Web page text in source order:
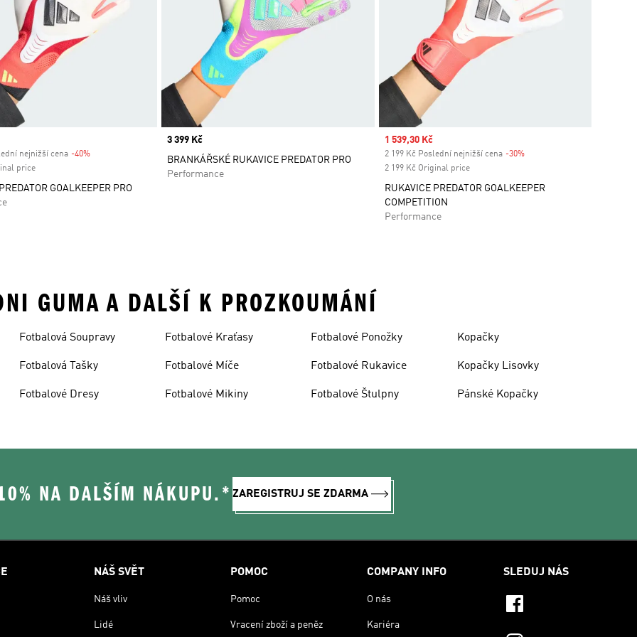
nejnižší cena -40%Discount
price
GOALKEEPER PRO
Price
3 399 Kč
BRANKÁŘSKÉ RUKAVICE PREDATOR PRO
Performance
Sale price
1 539,30 Kč
2 199 Kč Poslední nejnižší cena -30%Discount
2 199 Kč Original price
RUKAVICE PREDATOR GOALKEEPER
COMPETITION
Performance
GUMA A DALŠÍ K PROZKOUMÁNÍ
Fotbalová Soupravy
Fotbalová Tašky
Fotbalové Dresy
Fotbalové Kraťasy
Fotbalové Míče
Fotbalové Mikiny
Fotbalové Ponožky
Fotbalové Rukavice
Fotbalové Štulpny
Kopačky
Kopačky Lisovky
Pánské Kopačky
NA DALŠÍM NÁKUPU.* ZAREGISTRUJ SE ZDARMA
NÁŠ SVĚT
Náš vliv
Lidé
POMOC
Pomoc
Vracení zboží a peněz
COMPANY INFO
O nás
Kariéra
SLEDUJ NÁS